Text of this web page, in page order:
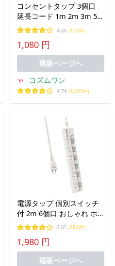
コンセントタップ 3個口
延長コード 1m 2m 3m 5m
短い 電源コード 安全ガー
ド ほこりシャッター 電源
タップ ベビーガード 延長
コンセント たこあしコン
4.66 (127件)
1,080 円
通販ページへ
コズムワン
4.74 (4,103件)
電源タップ 個別スイッチ
付 2m 6個口 おしゃれ ホ
ワイト雷ガード 防災トラ
ッキング防止 感電対策 ほ
こり防止 PSE認定 アダプ
ター対応 led ポイント利用
4.65 (182件)
1,980 円
通販ページへ